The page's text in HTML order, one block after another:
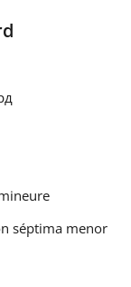
séptima menor